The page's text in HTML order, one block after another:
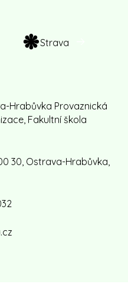
Strava
Hrabůvka Provaznická
Fakultní škola
30, Ostrava-Hrabůvka,